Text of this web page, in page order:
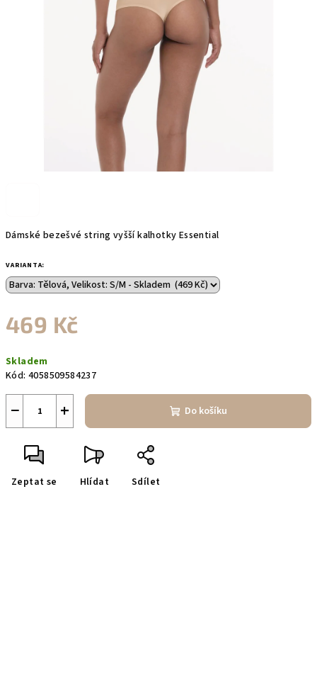
Dámské bezešvé string vyšší kalhotky Essential
VARIANTA:
469 Kč
cena:
Skladem
Kód: 4058509584237
+
− Do košíku
Zeptat se Hlídat Sdílet
hvězdiček.